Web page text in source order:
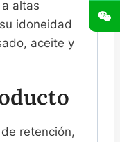
altas
idoneidad
aceite y
retención,